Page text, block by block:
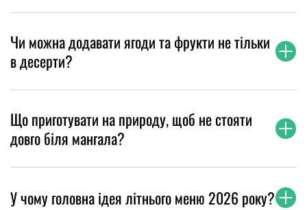
Чи можна додавати ягоди та фрукти не тільки
в десерти?
Що приготувати на природу, щоб не стояти
довго біля мангала?
У чому головна ідея літнього меню 2026 року?